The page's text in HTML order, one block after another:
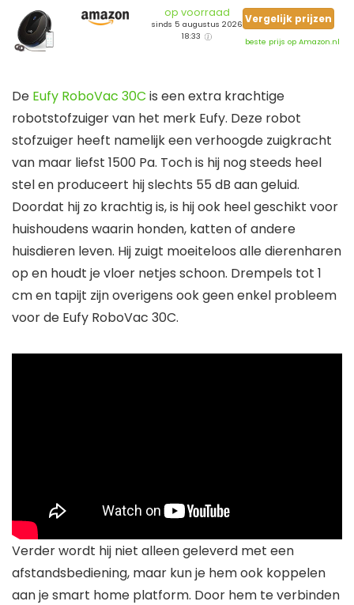
op voorraad
sinds 5 augustus 2026
18:33
Vergelijk prijzen
beste prijs op Amazon.nl
De Eufy RoboVac 30C is een extra krachtige
robotstofzuiger van het merk Eufy. Deze robot
stofzuiger heeft namelijk een verhoogde zuigkracht
van maar liefst 1500 Pa. Toch is hij nog steeds heel
stel en produceert hij slechts 55 dB aan geluid.
Doordat hij zo krachtig is, is hij ook heel geschikt voor
huishoudens waarin honden, katten of andere
huisdieren leven. Hij zuigt moeiteloos alle dierenharen
op en houdt je vloer netjes schoon. Drempels tot 1
cm en tapijt zijn overigens ook geen enkel probleem
voor de Eufy RoboVac 30C.
Verder wordt hij niet alleen geleverd met een
afstandsbediening, maar kun je hem ook koppelen
aan je smart home platform. Door hem te verbinden